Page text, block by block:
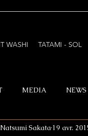
WASHI TATAMI - SOL
MEDIA NEWS
Natsumi Sakata 19 avr.